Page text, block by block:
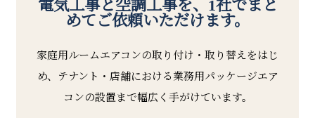
電気工事と空調工事を、1社でまと
めてご依頼いただけます。
家庭用ルームエアコンの取り付け・取り替えをはじ
め、テナント・店舗における業務用パッケージエア
コンの設置まで幅広く手がけています。